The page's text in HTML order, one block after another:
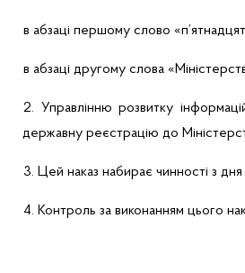
в абзаці першому слово
в абзаці другому слова
2. Управлінню розвитку
державну реєстрацію до
3. Цей наказ набирає чинності з
4. Контроль за виконанням цього